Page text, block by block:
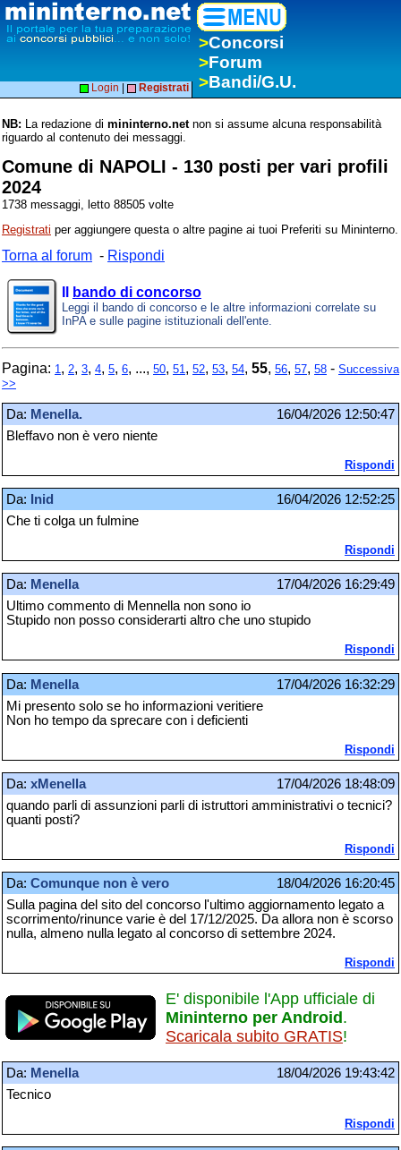
>Concorsi
>Forum
>Bandi/G.U.
Login Registrati
NB: La redazione di mininterno.netnon si assume alcuna responsabilità
riguardo al contenuto dei messaggi.
Comune di NAPOLI - 130 posti per vari profili
2024
1738 messaggi, letto 88505 volte
Registrati per aggiungere questa o altre pagine ai tuoi Preferiti su Mininterno.
Torna al forum - Rispondi
bando di concorso
Leggi il bando di concorso e le altre informazioni correlate su
InPA e sulle pagine istituzionali dell'ente.
Pagina: 1, 2, 3, 4, 5, 6, ..., 50, 51, 52, 53, 54, 55, 56, 57, 58 - Successiva
>>
Da: Menella.
16/04/2026 12:50:47
Bleffavo non è vero niente
Rispondi
Da: Inid
16/04/2026 12:52:25
Che ti colga un fulmine
Rispondi
Da: Menella
17/04/2026 16:29:49
Ultimo commento di Mennella non sono io
Stupido non posso considerarti altro che uno stupido
Rispondi
Da: Menella
17/04/2026 16:32:29
Mi presento solo se ho informazioni veritiere
Non ho tempo da sprecare con i deficienti
Rispondi
Da: xMenella
17/04/2026 18:48:09
quando parli di assunzioni parli di istruttori amministrativi o tecnici?
quanti posti?
Rispondi
Da: Comunque non è vero
18/04/2026 16:20:45
Sulla pagina del sito del concorso l'ultimo aggiornamento legato a
scorrimento/rinunce varie è del 17/12/2025. Da allora non è scorso
nulla, almeno nulla legato al concorso di settembre 2024.
Rispondi
E' disponibile l'App ufficiale di
Mininterno per Android.
Scaricala subito GRATIS!
Da: Menella
18/04/2026 19:43:42
Tecnico
Rispondi